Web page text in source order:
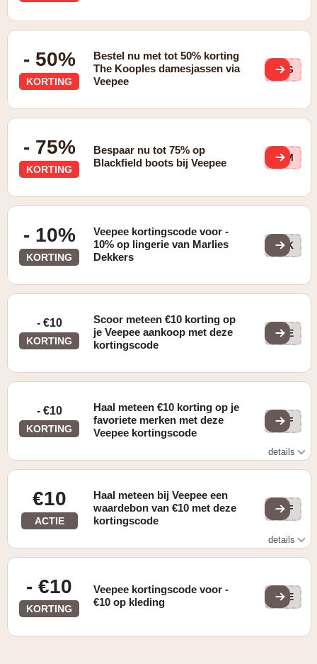
- 50%
KORTING
Bestel nu met tot 50% korting
The Kooples damesjassen via
Veepee
uyG
- 75%
KORTING
Bespaar nu tot 75% op
Blackfield boots bij Veepee
kfM
- 10%
KORTING
Veepee kortingscode voor -
10% op lingerie van Marlies
Dekkers
DEK
- €10
KORTING
Scoor meteen €10 korting op
je Veepee aankoop met deze
kortingscode
VEE
- €10
KORTING
Haal meteen €10 korting op je
favoriete merken met deze
Veepee kortingscode
GIF
details
€10
ACTIE
Haal meteen bij Veepee een
waardebon van €10 met deze
kortingscode
GIF
details
- €10
KORTING
Veepee kortingscode voor -
€10 op kleding
VEE